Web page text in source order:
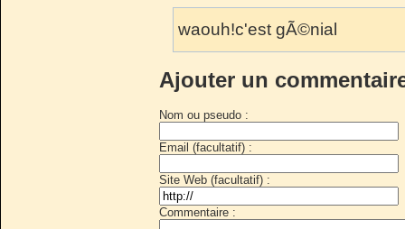
waouh!c'est gÃ©nial
Ajouter un
Nom ou pseudo :
Email (facultatif) :
Site Web (facultatif) :
Commentaire :